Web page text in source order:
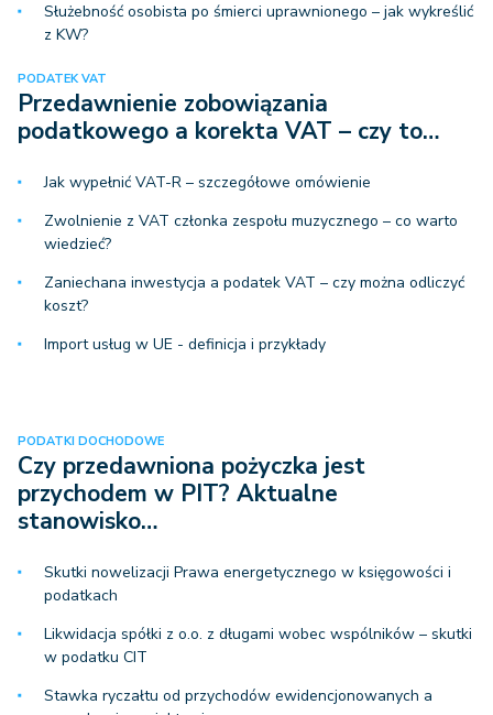
Służebność osobista po śmierci uprawnionego – jak wykreślić
z KW?
PODATEK VAT
Przedawnienie zobowiązania
podatkowego a korekta VAT – czy to…
Jak wypełnić VAT-R – szczegółowe omówienie
Zwolnienie z VAT członka zespołu muzycznego – co warto
wiedzieć?
Zaniechana inwestycja a podatek VAT – czy można odliczyć
koszt?
Import usług w UE - definicja i przykłady
PODATKI DOCHODOWE
Czy przedawniona pożyczka jest
przychodem w PIT? Aktualne
stanowisko…
Skutki nowelizacji Prawa energetycznego w księgowości i
podatkach
Likwidacja spółki z o.o. z długami wobec wspólników – skutki
w podatku CIT
Stawka ryczałtu od przychodów ewidencjonowanych a